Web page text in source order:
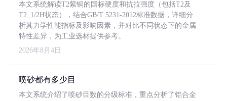
本文系统解读T2紫铜的国标硬度和抗拉强度（包括T2及
T2_1/2H状态），结合GB/T 5231-2012标准数据，详细分
析其力学性能指标及影响因素，并对比不同状态下的金属
特性差异，为工业选材提供参考。
2026年8月4日
喷砂都有多少目
本文系统介绍了喷砂目数的分级标准，重点分析了铝合金